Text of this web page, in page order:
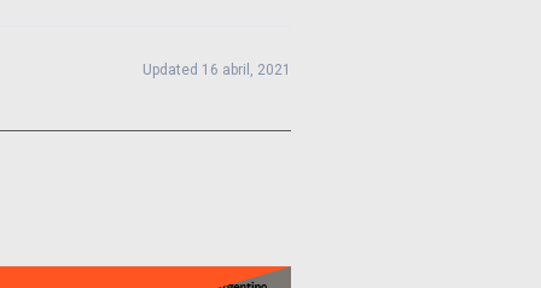
Updated 16 abril, 2021